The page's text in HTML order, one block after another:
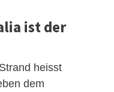
ist der
heisst
dem